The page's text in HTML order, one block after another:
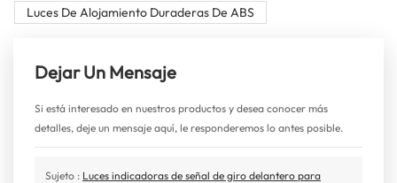
Luces De Alojamiento Duraderas De ABS
Dejar Un Mensaje
Si está interesado en nuestros productos y desea conocer más
detalles, deje un mensaje aquí, le responderemos lo antes posible.
Sujeto : Luces indicadoras de señal de giro delantero para